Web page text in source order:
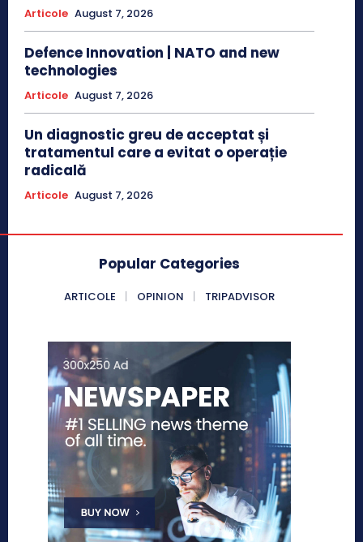
Articole August 7, 2026
Defence Innovation | NATO and new
technologies
Articole August 7, 2026
Un diagnostic greu de acceptat și
tratamentul care a evitat o operație
radicală
Articole August 7, 2026
Popular Categories
ARTICOLE OPINION TRIPADVISOR